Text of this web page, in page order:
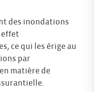
des inondations
effet
ce qui les érige au
par
matière de